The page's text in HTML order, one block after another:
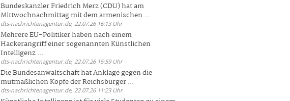
Bundeskanzler Friedrich Merz (CDU) hat am
Mittwochnachmittag mit dem armenischen ...
dts-nachrichtenagentur.de, 22.07.26 16:13 Uhr
Mehrere EU-Politiker haben nach einem
Hackerangriff einer sogenannten Künstlichen
Intelligenz ...
dts-nachrichtenagentur.de, 22.07.26 15:59 Uhr
Die Bundesanwaltschaft hat Anklage gegen die
mutmaßlichen Köpfe der Reichsbürger ...
dts-nachrichtenagentur.de, 22.07.26 11:23 Uhr